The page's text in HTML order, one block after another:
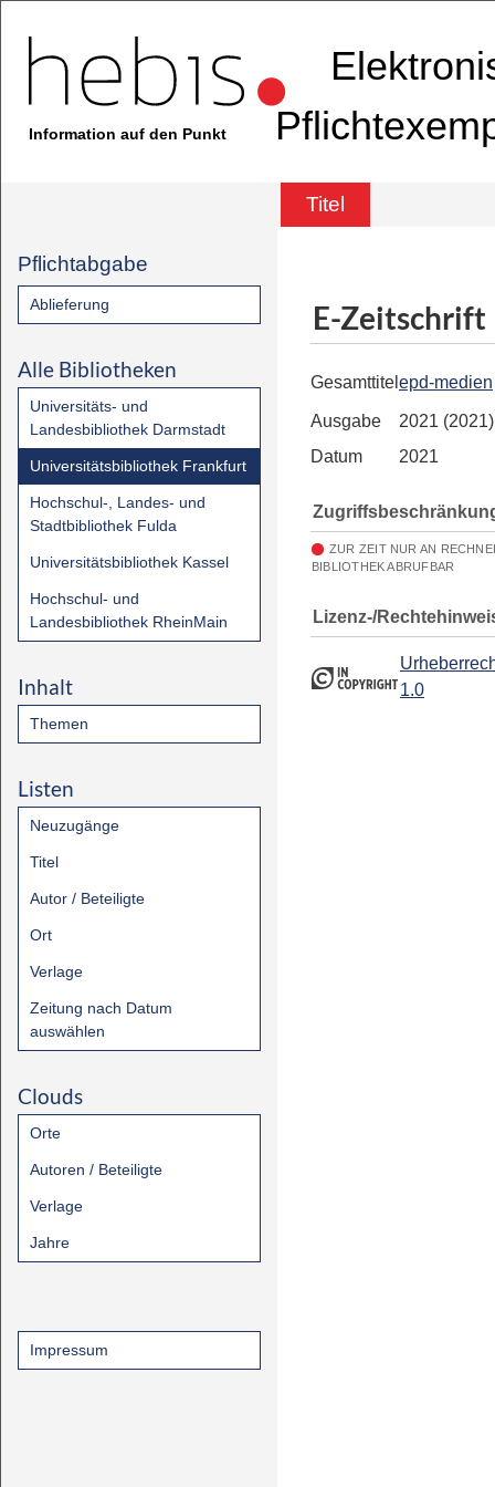
Information auf den Punkt
Titel
Pflichtabgabe
Ablieferung
Alle Bibliotheken
Universitäts- und
Landesbibliothek Darmstadt
Universitätsbibliothek Frankfurt
Hochschul-, Landes- und
Stadtbibliothek Fulda
Universitätsbibliothek Kassel
Hochschul- und
Landesbibliothek RheinMain
Inhalt
Themen
Listen
Neuzugänge
Titel
Autor / Beteiligte
Ort
Verlage
Zeitung nach Datum
auswählen
Clouds
Orte
Autoren / Beteiligte
Verlage
Jahre
Impressum
E-Zeitschrift
Gesamttitel epd-medien
Ausgabe
2021
Datum
2021
ZUR ZEIT NUR AN
BIBLIOTHEK ABRUFBAR
Lizenz-/
1.0